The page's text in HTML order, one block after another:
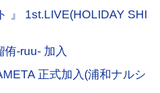
』 1st.LIVE(HOLIDAY SHI
侑-ruu- 加入
正式加入(浦和ナルシ